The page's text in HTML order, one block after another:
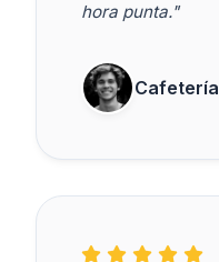
hora punta."
Cafetería